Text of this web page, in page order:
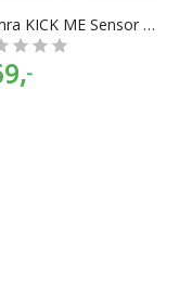
Homra KICK ME Sensor Prullenbak – 50 liter
-